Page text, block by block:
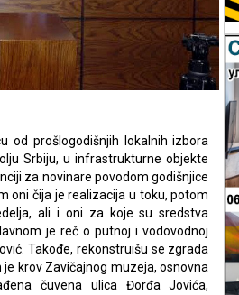
od prošlogodišnjih lokalnih izbora
Srbiju, u infrastrukturne objekte
za novinare povodom godišnjice
oni čija je realizacija u toku, potom
ali i oni za koje su sredstva
je reč o putnoj i vodovodnoj
Takođe, rekonstruišu se zgrada
krov Zavičajnog muzeja, osnovna
čuvena ulica Đorđa Jovića,